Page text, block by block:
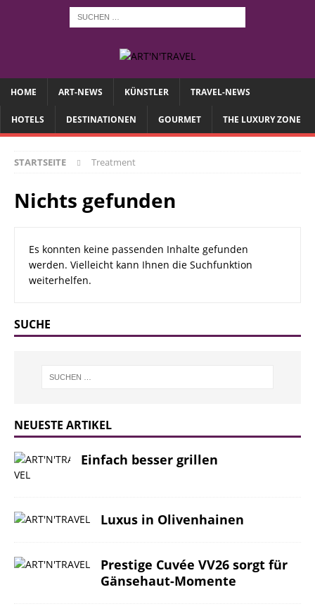
HOME ART-NEWS KÜNSTLER TRAVEL-NEWS
HOTELS DESTINATIONEN GOURMET THE LUXURY ZONE
STARTSEITE Treatment
Nichts gefunden
Es konnten keine passenden Inhalte gefunden
werden. Vielleicht kann Ihnen die Suchfunktion
weiterhelfen.
SUCHE
NEUESTE ARTIKEL
Einfach besser grillen
Luxus in Olivenhainen
Prestige Cuvée VV26 sorgt für
Gänsehaut-Momente